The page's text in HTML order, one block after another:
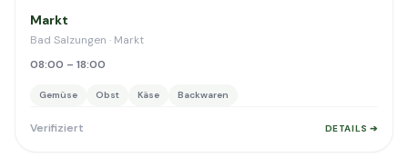
Markt
Bad Salzungen · Markt
08:00 – 18:00
Gemüse Obst Käse Backwaren
Verifiziert DETAILS ➔